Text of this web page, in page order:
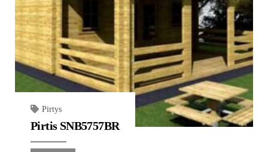
Pirtys
Pirtis SNB5757BR